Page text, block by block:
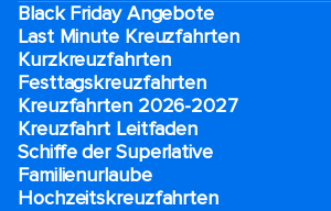
Black Friday Angebote
Last Minute Kreuzfahrten
Kurzkreuzfahrten​
Festtagskreuzfahrten​
Kreuzfahrten 2026-2027
Kreuzfahrt Leitfaden
Schiffe der Superlative
Familienurlaube​
Hochzeitskreuzfahrten